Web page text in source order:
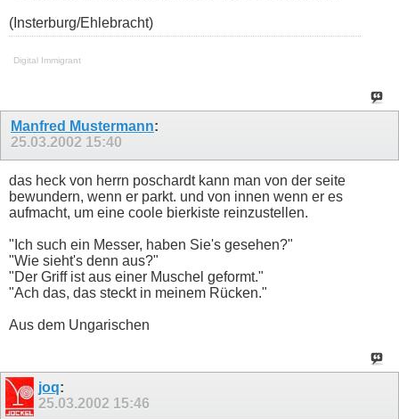
(Insterburg/Ehlebracht)
Digital Immigrant
Manfred Mustermann:
25.03.2002 15:40
das heck von herrn poschardt kann man von der seite
bewundern, wenn er parkt. und von innen wenn er es
aufmacht, um eine coole bierkiste reinzustellen.
"Ich such ein Messer, haben Sie's gesehen?"
"Wie sieht's denn aus?"
"Der Griff ist aus einer Muschel geformt."
"Ach das, das steckt in meinem Rücken."
Aus dem Ungarischen
joq:
25.03.2002 15:46